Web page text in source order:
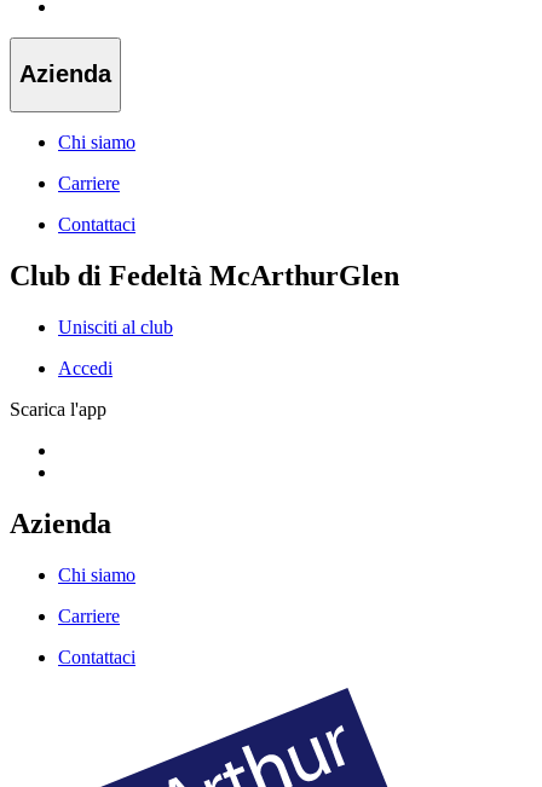
Azienda
Chi siamo
Carriere
Contattaci
Club di Fedeltà McArthurGlen
Unisciti al club
Accedi
Scarica l'app
Azienda
Chi siamo
Carriere
Contattaci